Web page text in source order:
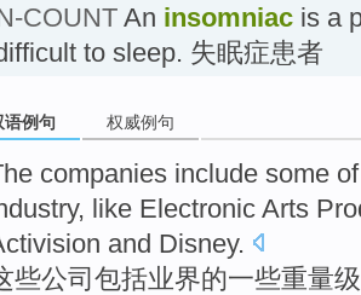
COUNTAn insomniac is a
to sleep. 失眠症患者
语例句 权威例句
companies include some of
, like Electronic Arts
and Disney.
些公司 包括业界的一些重量